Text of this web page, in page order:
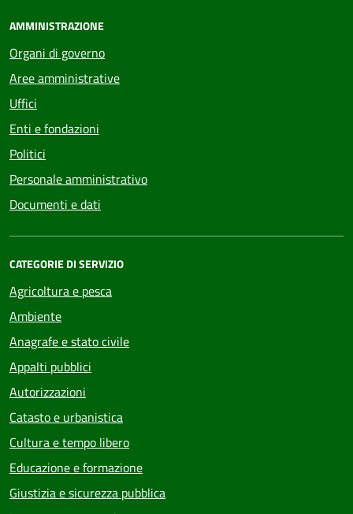
AMMINISTRAZIONE
Organi di governo
Aree amministrative
Uffici
Enti e fondazioni
Politici
Personale amministrativo
Documenti e dati
CATEGORIE DI SERVIZIO
Agricoltura e pesca
Ambiente
Anagrafe e stato civile
Appalti pubblici
Autorizzazioni
Catasto e urbanistica
Cultura e tempo libero
Educazione e formazione
Giustizia e sicurezza pubblica